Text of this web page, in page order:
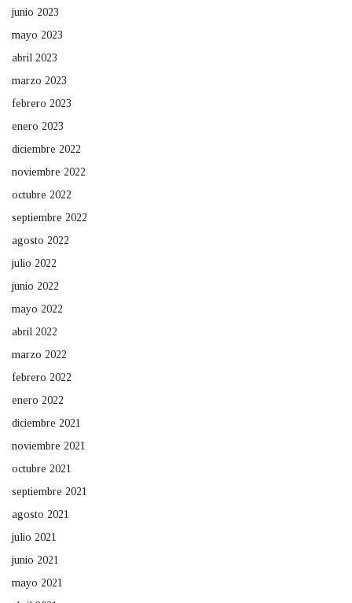
junio 2023
mayo 2023
abril 2023
marzo 2023
febrero 2023
enero 2023
diciembre 2022
noviembre 2022
octubre 2022
septiembre 2022
agosto 2022
julio 2022
junio 2022
mayo 2022
abril 2022
marzo 2022
febrero 2022
enero 2022
diciembre 2021
noviembre 2021
octubre 2021
septiembre 2021
agosto 2021
julio 2021
junio 2021
mayo 2021